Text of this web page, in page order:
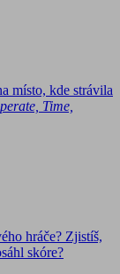
místo, kde strávila
Time,
hráče? Zjistíš,
skóre?